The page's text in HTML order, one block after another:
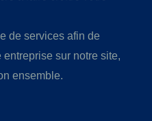
de services afin de
sur notre site,
ensemble.